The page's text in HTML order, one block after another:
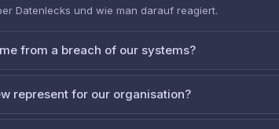
Datenlecks und wie man darauf reagiert.
from a breach of our systems?
represent for our organisation?